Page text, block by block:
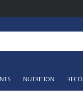
NUTRITION